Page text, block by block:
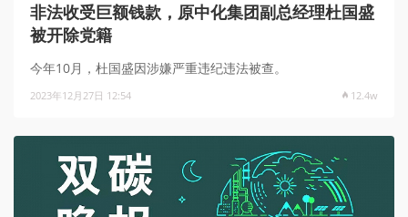
非法收受巨额钱款，原中化集团副总经理杜国盛
被开除党籍
今年10月，杜国盛因涉嫌严重违纪违法被查。
2023年12月27日 12:54 12.4w